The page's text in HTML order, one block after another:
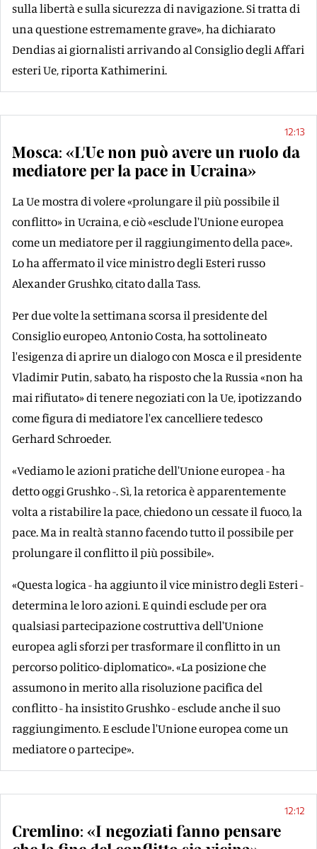
sulla libertà e sulla sicurezza di navigazione. Si tratta di
una questione estremamente grave», ha dichiarato
Dendias ai giornalisti arrivando al Consiglio degli Affari
esteri Ue, riporta Kathimerini.
12:13
Mosca: «L'Ue non può avere un ruolo da
mediatore per la pace in Ucraina»
La Ue mostra di volere «prolungare il più possibile il
conflitto» in Ucraina, e ciò «esclude l'Unione europea
come un mediatore per il raggiungimento della pace».
Lo ha affermato il vice ministro degli Esteri russo
Alexander Grushko, citato dalla Tass.
Per due volte la settimana scorsa il presidente del
Consiglio europeo, Antonio Costa, ha sottolineato
l'esigenza di aprire un dialogo con Mosca e il presidente
Vladimir Putin, sabato, ha risposto che la Russia «non ha
mai rifiutato» di tenere negoziati con la Ue, ipotizzando
come figura di mediatore l'ex cancelliere tedesco
Gerhard Schroeder.
«Vediamo le azioni pratiche dell'Unione europea - ha
detto oggi Grushko -. Sì, la retorica è apparentemente
volta a ristabilire la pace, chiedono un cessate il fuoco, la
pace. Ma in realtà stanno facendo tutto il possibile per
prolungare il conflitto il più possibile».
«Questa logica - ha aggiunto il vice ministro degli Esteri -
determina le loro azioni. E quindi esclude per ora
qualsiasi partecipazione costruttiva dell'Unione
europea agli sforzi per trasformare il conflitto in un
percorso politico-diplomatico». «La posizione che
assumono in merito alla risoluzione pacifica del
conflitto - ha insistito Grushko - esclude anche il suo
raggiungimento. E esclude l'Unione europea come un
mediatore o partecipe».
12:12
Cremlino: «I negoziati fanno pensare